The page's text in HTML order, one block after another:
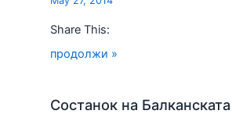
Share This:
продолжи »
Состанок на Балканската